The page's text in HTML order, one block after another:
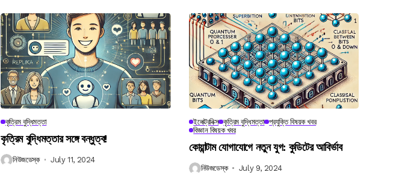
কৃত্রিম বুদ্ধিমত্তা
কৃত্রিম বুদ্ধিমত্তার সঙ্গে বন্ধুত্ব!
নিউজডেস্ক July 11, 2024
ইলেক্ট্রনিক্স কৃত্রিম বুদ্ধিমত্তা প্রযুক্তি বিষয়ক খবর
বিজ্ঞান বিষয়ক খবর
কোয়ান্টাম যোগাযোগে নতুন যুগ: কুডিটের আবির্ভাব
নিউজডেস্ক July 9, 2024